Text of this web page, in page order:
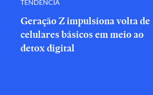
TENDÊNCIA
Geração Z impulsiona volta de
celulares básicos em meio ao
detox digital